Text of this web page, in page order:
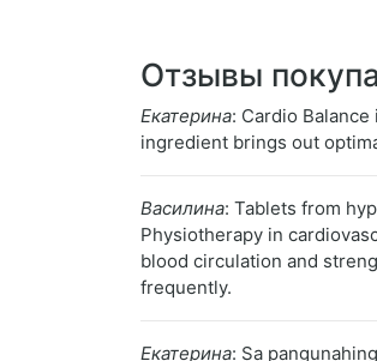
Отзывы
Екатерина: Cardio
ingredient brings out
Василина: Tablets from
Physiotherapy in
blood circulation and
frequently.
Екатерина: Sa